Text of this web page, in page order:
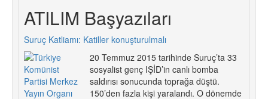
ATILIM Başyazıları
Suruç Katliamı: Katiller konuşturulmalı
20 Temmuz 2015 tarihinde Suruç’ta 33
sosyalist genç IŞİD’in canlı bomba
saldırısı sonucunda toprağa düştü.
150’den fazla kişi yaralandı. O dönemde